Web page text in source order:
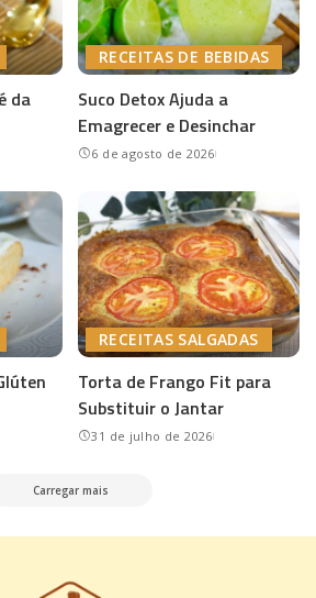
da
RECEITAS DE BEBIDAS
Suco Detox Ajuda a
Emagrecer e Desinchar
6 de agosto de 2026
RECEITAS SALGADAS
Torta de Frango Fit para
Substituir o Jantar
31 de julho de 2026
Carregar mais